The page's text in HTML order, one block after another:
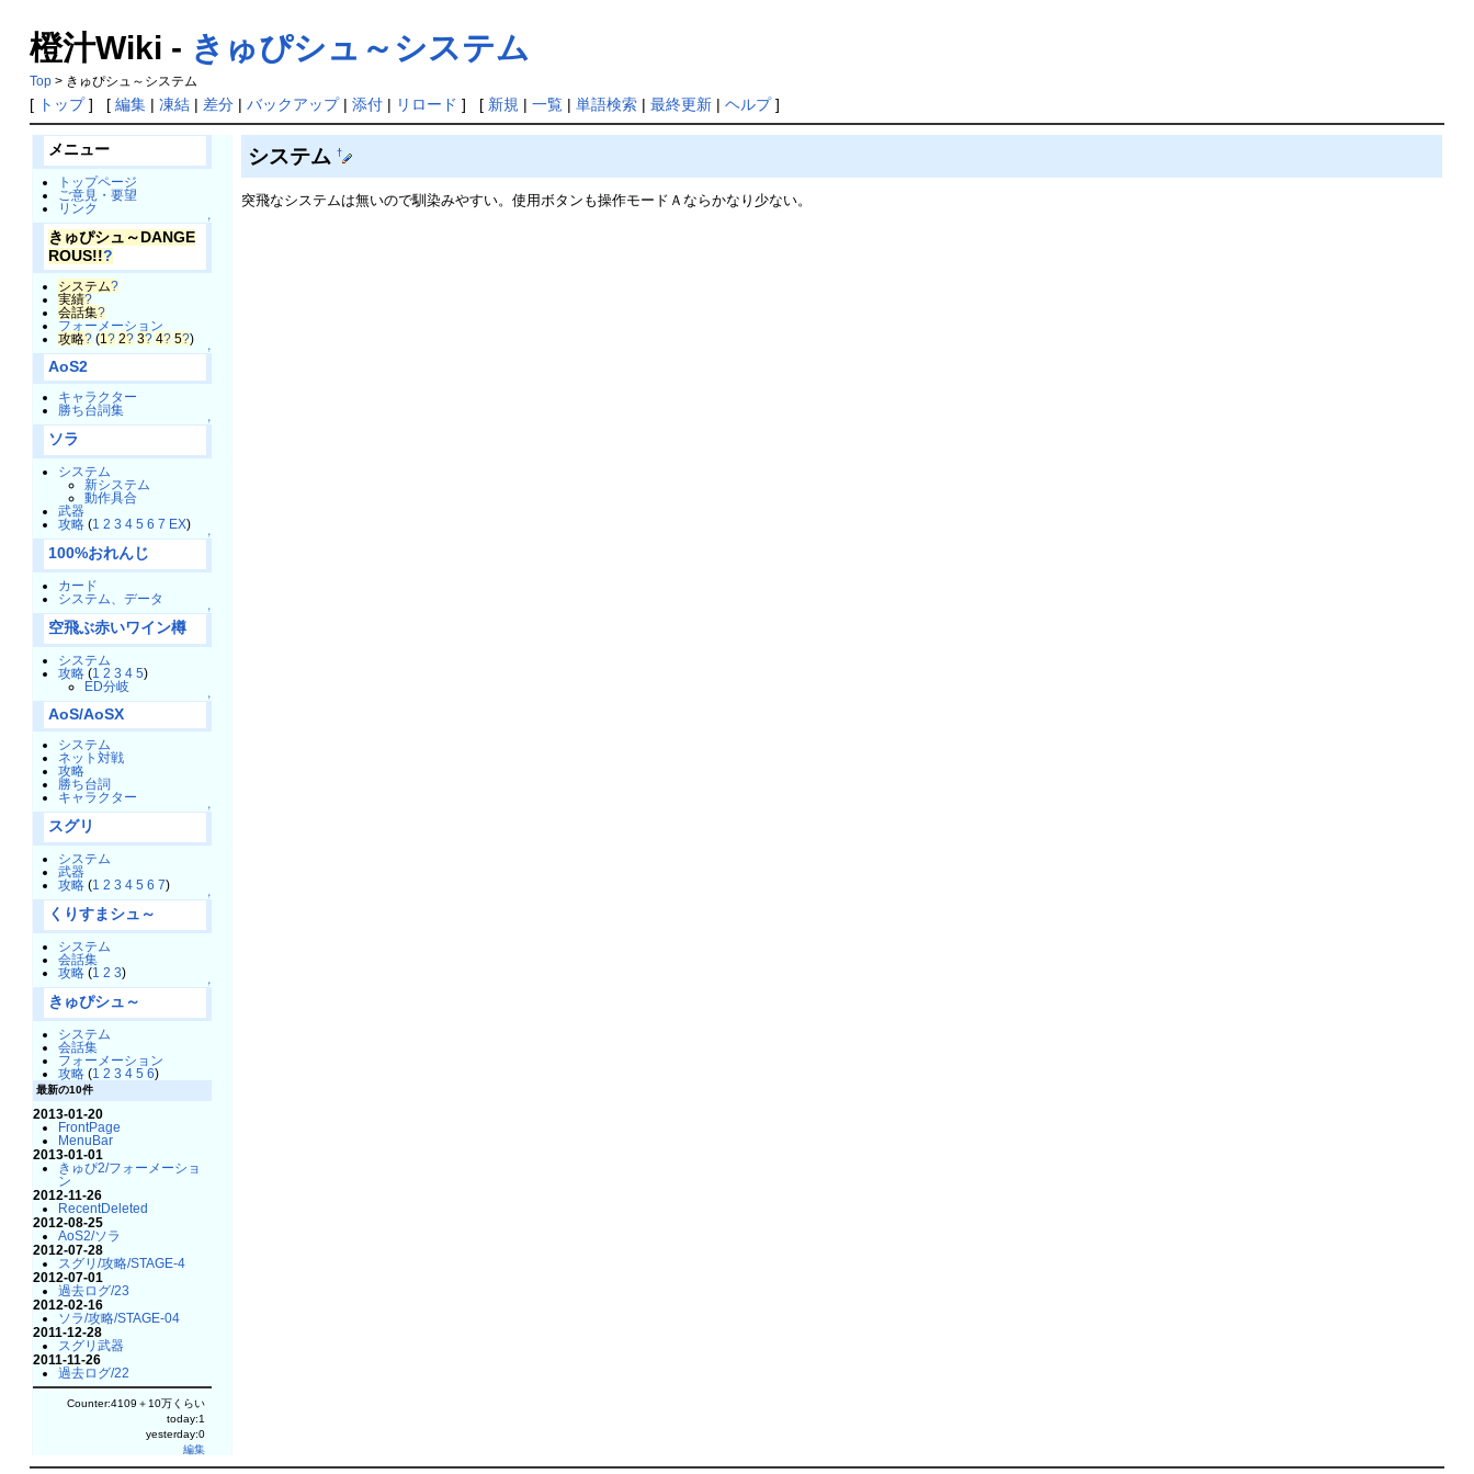
橙汁Wiki - きゅぴシュ～システム
Top> きゅぴシュ～システム
[ トップ] [ 編集| 凍結| 差分| バックアップ| 添付| リロード ] [ 新規 | 一覧| 単語検索| 最終更新| ヘルプ]
メニュー
トップページ
ご意見・要望
リンク
↑
きゅぴシュ～DANGE
ROUS!!?
システム?
実績?
会話集?
フォーメーション
攻略? (1? 2? 3? 4? 5?)
↑
AoS2
キャラクター
勝ち台詞集
↑
ソラ
システム
新システム
動作具合
武器
攻略 (1 2 3 4 5 6 7 EX)
↑
100%おれんじ
カード
システム、データ
↑
空飛ぶ赤いワイン樽
システム
攻略 (1 2 3 4 5)
ED分岐
↑
AoS/AoSX
システム
ネット対戦
攻略
勝ち台詞
キャラクター
↑
スグリ
システム
武器
攻略 (1 2 3 4 5 6 7)
↑
くりすまシュ～
システム
会話集
攻略 (1 2 3)
↑
きゅぴシュ～
システム
会話集
フォーメーション
攻略 (1 2 3 4 5 6)
最新の10件
2013-01-20
FrontPage
MenuBar
2013-01-01
きゅぴ2/フォーメーショ
ン
2012-11-26
RecentDeleted
2012-08-25
AoS2/ソラ
2012-07-28
スグリ/攻略/STAGE-4
2012-07-01
過去ログ/23
2012-02-16
ソラ/攻略/STAGE-04
2011-12-28
スグリ武器
2011-11-26
過去ログ/22
Counter:4109＋10万くらい
today:1
yesterday:0
編集
システム†
突飛なシステムは無いので馴染みやすい。使用ボタンも操作モードＡならかなり少ない。